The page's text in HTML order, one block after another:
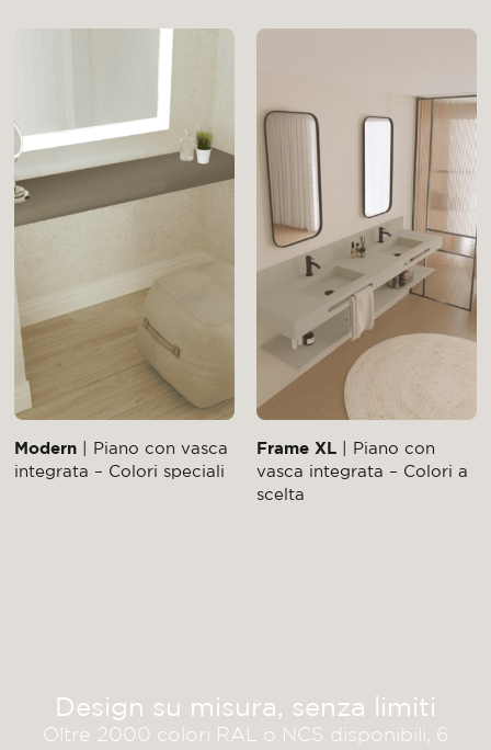
Modern | Piano con vasca
integrata – Colori speciali
Frame XL | Piano con
vasca integrata – Colori a
scelta
Design su misura, senza limiti
Oltre 2000 colori RAL o NCS disponibili, 6